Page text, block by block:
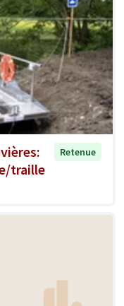
traille
Retenue